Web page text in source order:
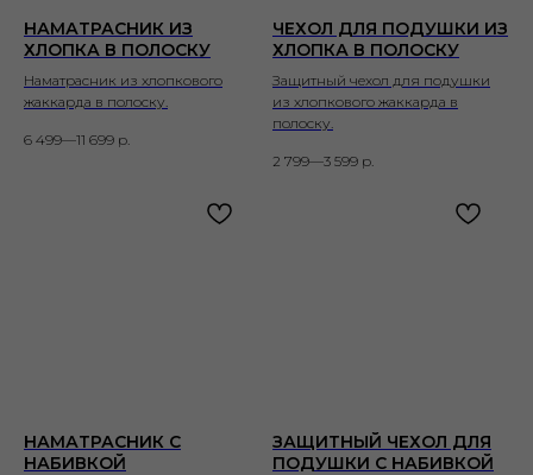
НАМАТРАСНИК ИЗ
ХЛОПКА В ПОЛОСКУ
Наматрасник из хлопкового
жаккарда в полоску.
6 499—11 699 р.
ЧЕХОЛ ДЛЯ ПОДУШКИ ИЗ
ХЛОПКА В ПОЛОСКУ
Защитный чехол для подушки
из хлопкового жаккарда в
полоску.
2 799—3 599 р.
НАМАТРАСНИК С
НАБИВКОЙ
ЗАЩИТНЫЙ ЧЕХОЛ ДЛЯ
ПОДУШКИ С НАБИВКОЙ